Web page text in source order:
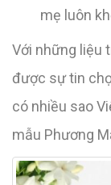
mẹ luôn
Với những liệu
được sự tin
có nhiều sao
mẫu Phương